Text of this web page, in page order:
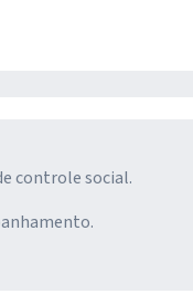
controle social.